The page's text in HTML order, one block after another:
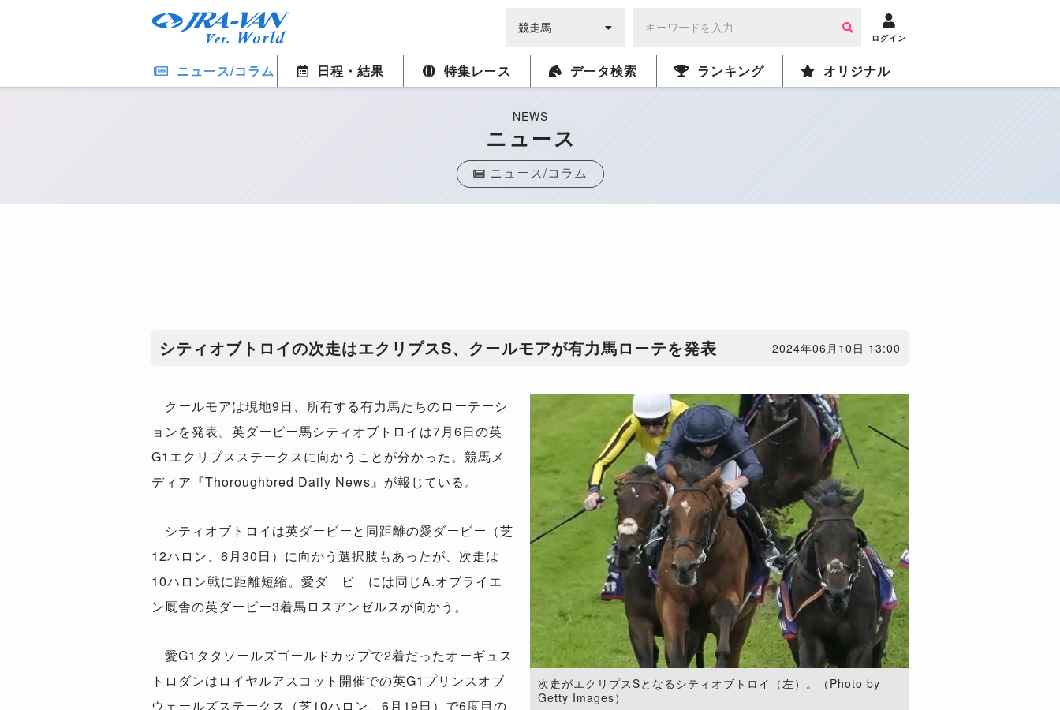
ログイン
ニュース/コラム 日程・結果 特集レース データ検索 ランキング オリジナル
NEWS
ニュース
ニュース/コラム
​シティオブトロイの次走はエクリプスS、クールモアが有力馬ローテを発表 2024年06月10日 13:00
次走がエクリプスSとなるシティオブトロイ（左）。（Photo by
Getty Images）
クールモアは現地9日、所有する有力馬たちのローテーシ
ョンを発表。英ダービー馬シティオブトロイは7月6日の英
G1エクリプスステークスに向かうことが分かった。競馬メ
ディア『Thoroughbred Daily News』が報じている。
シティオブトロイは英ダービーと同距離の愛ダービー（芝
12ハロン、6月30日）に向かう選択肢もあったが、次走は
10ハロン戦に距離短縮。愛ダービーには同じA.オブライエ
ン厩舎の英ダービー3着馬ロスアンゼルスが向かう。
愛G1タタソールズゴールドカップで2着だったオーギュス
トロダンはロイヤルアスコット開催での英G1プリンスオブ
ウェールズステークス（芝10ハロン、6月19日）で6度目の